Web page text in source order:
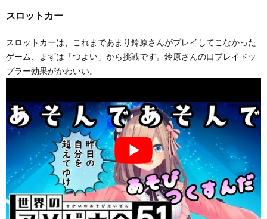
スロットカー
スロットカーは、これまであまり鈴原さんがプレイしてこなかった
ゲーム、まずは「つよい」から挑戦です。鈴原さんの口プレイドッ
プラー効果がかわいい。